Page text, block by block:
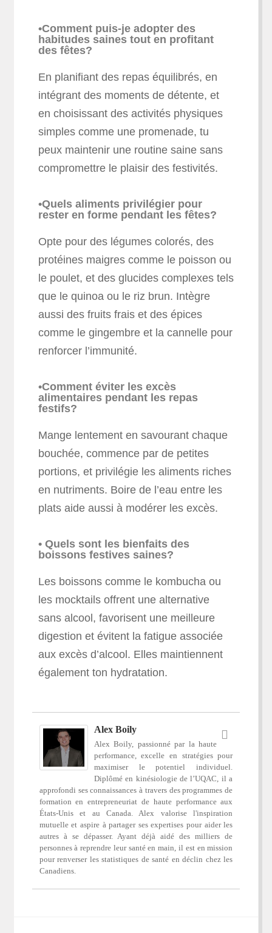
•Comment puis-je adopter des
habitudes saines tout en profitant
des fêtes?
En planifiant des repas équilibrés, en
intégrant des moments de détente, et
en choisissant des activités physiques
simples comme une promenade, tu
peux maintenir une routine saine sans
compromettre le plaisir des festivités.
•Quels aliments privilégier pour
rester en forme pendant les fêtes?
Opte pour des légumes colorés, des
protéines maigres comme le poisson ou
le poulet, et des glucides complexes tels
que le quinoa ou le riz brun. Intègre
aussi des fruits frais et des épices
comme le gingembre et la cannelle pour
renforcer l’immunité.
•Comment éviter les excès
alimentaires pendant les repas
festifs?
Mange lentement en savourant chaque
bouchée, commence par de petites
portions, et privilégie les aliments riches
en nutriments. Boire de l’eau entre les
plats aide aussi à modérer les excès.
• Quels sont les bienfaits des
boissons festives saines?
Les boissons comme le kombucha ou
les mocktails offrent une alternative
sans alcool, favorisent une meilleure
digestion et évitent la fatigue associée
aux excès d’alcool. Elles maintiennent
également ton hydratation.
Alex Boily
Alex Boily, passionné par la haute
performance, excelle en stratégies pour
maximiser le potentiel individuel.
Diplômé en kinésiologie de l’UQAC, il a
approfondi ses connaissances à travers des programmes de
formation en entrepreneuriat de haute performance aux
États-Unis et au Canada. Alex valorise l'inspiration
mutuelle et aspire à partager ses expertises pour aider les
autres à se dépasser. Ayant déjà aidé des milliers de
personnes à reprendre leur santé en main, il est en mission
pour renverser les statistiques de santé en déclin chez les
Canadiens.